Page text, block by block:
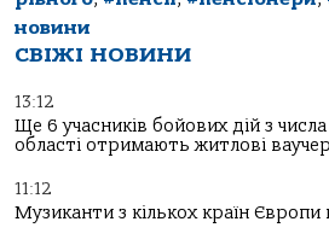
новини
СВІЖІ НОВИНИ
13:12
Ще 6 учасників бойових дій з
області отримають житлові
11:12
Музиканти з кількох країн Європи